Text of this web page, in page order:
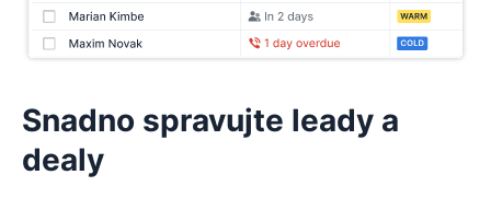
Vylepšete způsob, jakým svůj CRM systém používáte
Snadno spravujte leady a
dealy